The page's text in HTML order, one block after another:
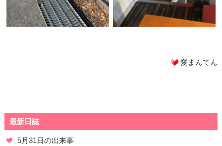
愛まんてん
最新日誌
5月31日の出来事